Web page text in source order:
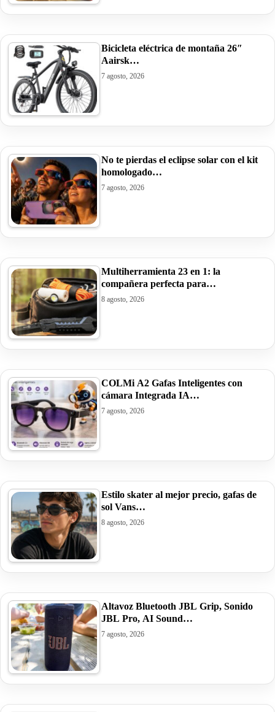
Bicicleta eléctrica de montaña 26″
Aairsk…
7 agosto, 2026
No te pierdas el eclipse solar con el kit
homologado…
7 agosto, 2026
Multiherramienta 23 en 1: la
compañera perfecta para…
8 agosto, 2026
COLMi A2 Gafas Inteligentes con
cámara Integrada IA…
7 agosto, 2026
Estilo skater al mejor precio, gafas de
sol Vans…
8 agosto, 2026
Altavoz Bluetooth JBL Grip, Sonido
JBL Pro, AI Sound…
7 agosto, 2026